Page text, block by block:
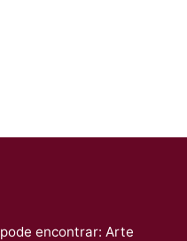
encontrar: Arte